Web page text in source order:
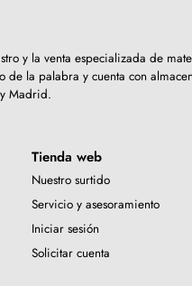
y la venta especializada de
de la palabra y cuenta con
Madrid.
Tienda web
Nuestro surtido
Servicio y asesoramiento
Iniciar sesión
Solicitar cuenta